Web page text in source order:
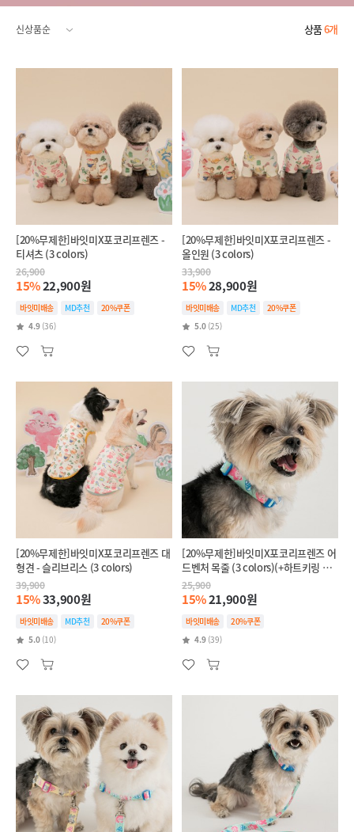
상품6개
[20%무제한]바잇미X포코리프렌즈 -
티셔츠 (3 colors)
26,900
15%22,900원
바잇미배송 MD추천
20%쿠폰
4.9 (36)
[20%무제한]바잇미X포코리프렌즈 -
올인원 (3 colors)
33,900
15%28,900원
바잇미배송 MD추천
20%쿠폰
5.0 (25)
[20%무제한]바잇미X포코리프렌즈 대
형견 - 슬리브리스 (3 colors)
39,900
15%33,900원
바잇미배송 MD추천
20%쿠폰
5.0 (10)
[20%무제한]바잇미X포코리프렌즈 어
드벤처 목줄 (3 colors)(+하트키링 색
상랜덤1개증정)
25,900
15%21,900원
바잇미배송
20%쿠폰
4.9 (39)